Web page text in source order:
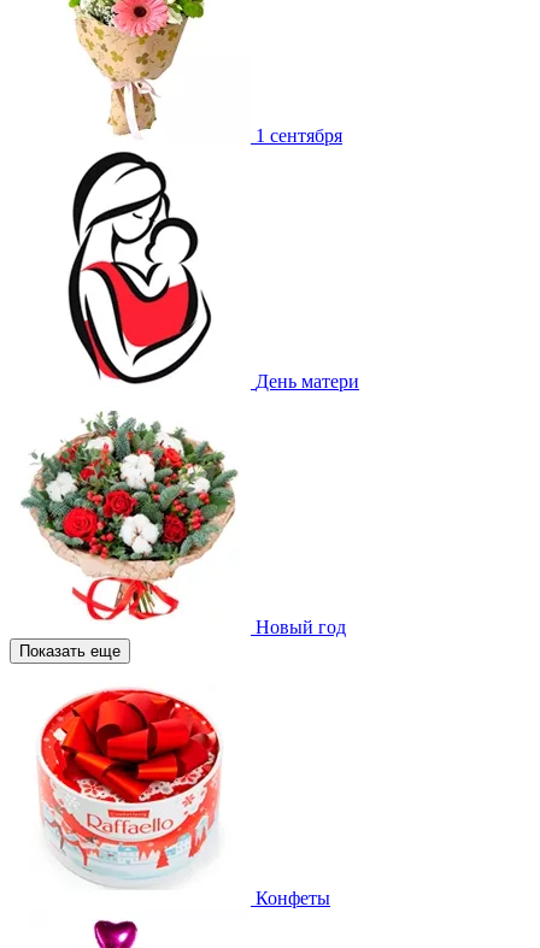
1 сентября
День матери
Новый год
Показать еще
Конфеты